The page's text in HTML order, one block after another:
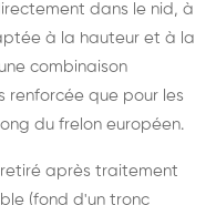
dans le nid, à
à la hauteur et à la
combinaison
renforcée que pour les
du frelon européen.
après traitement
(fond d'un tronc